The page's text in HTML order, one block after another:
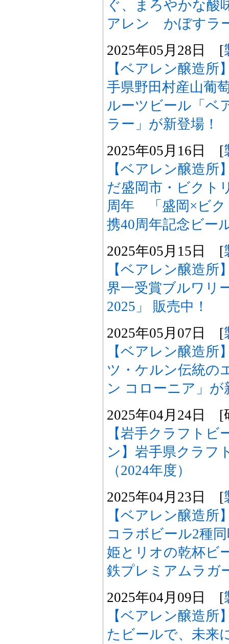
ぐ、まろやかな酸
アレン かぼすラ
2025年05月28日 [
【ベアレン醸造所
手県野田村産山葡
ルーツビール「
ラー」が新登場！
2025年05月16日 [
【ベアレン醸造所
だ盛岡市・ビクト
周年 「盛岡×ビ
携40周年記念ビー
2025年05月15日 [
【ベアレン醸造所
界一受賞ブルワリ
2025」 販売中！
2025年05月07日 [
【ベアレン醸造所
ツ・ケルン伝統の
ン コローニア」が
2025年04月24日 [
【岩手クラフト
ン】岩手県クラフ
（2024年度）
2025年04月23日 [
【ベアレン醸造所
コラボビール2種
姫とリオの乾杯
鉄プレミアムラガ
2025年04月09日 [
【ベアレン醸造所
たビールで、未来